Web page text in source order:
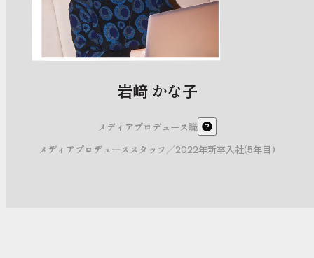
岩﨑 かな子
メディアプロデュース職
メディアプロデューススタッフ ／2022年新卒入社(5年目)